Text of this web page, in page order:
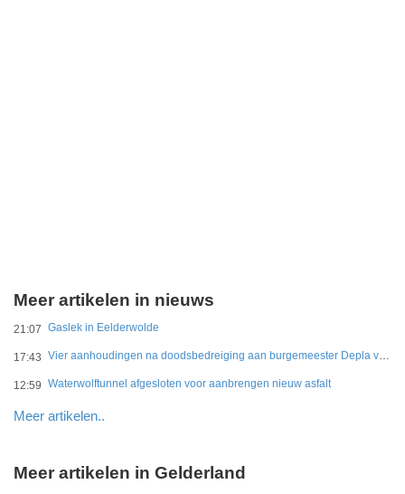
Meer artikelen in nieuws
21:07 Gaslek in Eelderwolde
17:43
12:59 Waterwolftunnel afgesloten voor aanbrengen nieuw asfalt
Meer artikelen..
Meer artikelen in Gelderland